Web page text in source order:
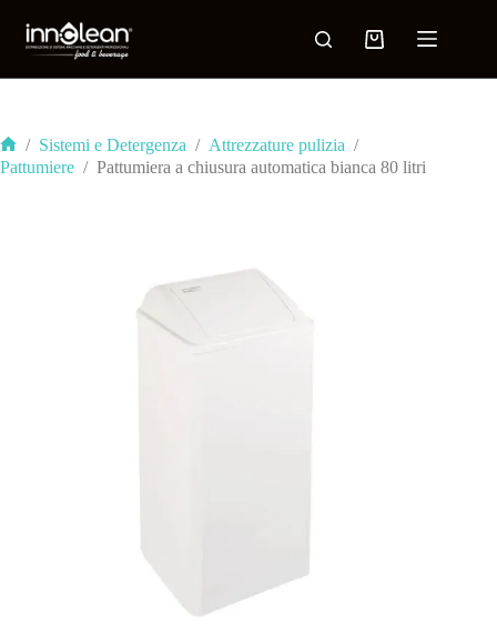
/ Sistemi e Detergenza / Attrezzature pulizia /
Pattumiere / Pattumiera a chiusura automatica bianca 80 litri